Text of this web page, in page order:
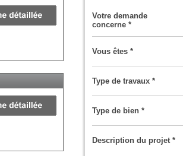
Votre demande
concerne *
Vous êtes *
Type de travaux *
Type de bien *
Description du projet *